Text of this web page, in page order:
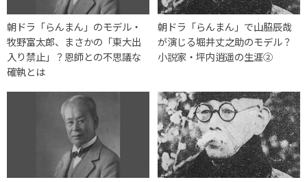
朝ドラ「らんまん」のモデル・
牧野富太郎、まさかの「東大出
入り禁止」？恩師との不思議な
確執とは
朝ドラ「らんまん」で山脇辰哉
が演じる堀井丈之助のモデル？
小説家・坪内逍遥の生涯②